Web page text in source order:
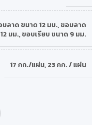
บลาด ขนาด 12 มม.,ขอบลาด
มม.,ขอบเรียบ ขนาด 9 มม.
17 กก./แผ่น,23 กก. / แผ่น